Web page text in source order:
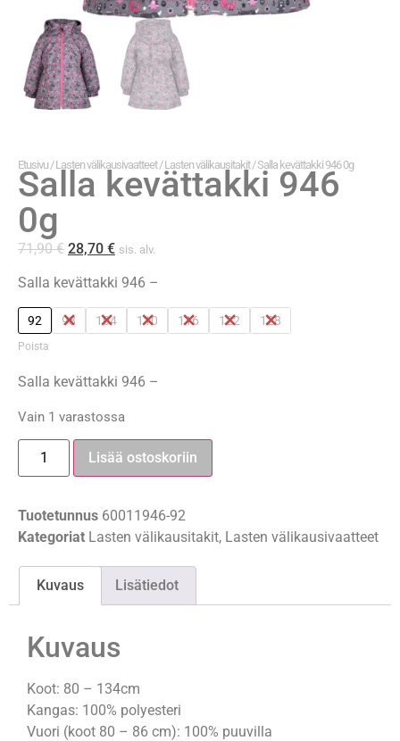
Etusivu /Lasten välikausivaatteet/Lasten välikausitakit/ Salla kevättakki 946 0g
Salla kevättakki 946
0g
71,90€ 28,70 € sis. alv.
Salla kevättakki 946 –
92 98 104 110 116 122 128
Poista
Salla kevättakki 946 –
Vain 1 varastossa
Lisää ostoskoriin
Tuotetunnus 60011946-92
Kategoriat Lasten välikausitakit, Lasten välikausivaatteet
Kuvaus Lisätiedot
Kuvaus
Koot: 80 – 134cm
Kangas: 100% polyesteri
Vuori (koot 80 – 86 cm): 100% puuvilla